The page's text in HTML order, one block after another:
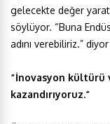
gelecekte değer
söylüyor. “Buna
adını verebiliriz.”
“İnovasyon kültürü
kazandırıyoruz.”